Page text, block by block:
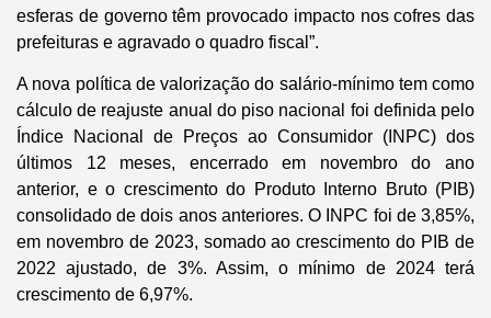
esferas de governo têm provocado impacto nos cofres das
prefeituras e agravado o quadro fiscal”.
A nova política de valorização do salário-mínimo tem como
cálculo de reajuste anual do piso nacional foi definida pelo
Índice Nacional de Preços ao Consumidor (INPC) dos
últimos 12 meses, encerrado em novembro do ano
anterior, e o crescimento do Produto Interno Bruto (PIB)
consolidado de dois anos anteriores. O INPC foi de 3,85%,
em novembro de 2023, somado ao crescimento do PIB de
2022 ajustado, de 3%. Assim, o mínimo de 2024 terá
crescimento de 6,97%.